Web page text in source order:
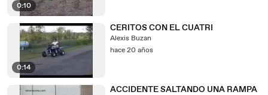
0:10
0:14
CERITOS CON EL CUATRI
Alexis Buzan
hace 20 años
ACCIDENTE SALTANDO UNA RAMPA